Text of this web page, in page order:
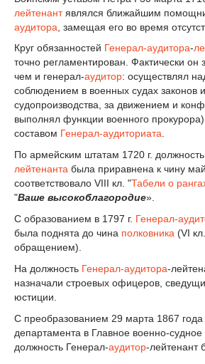
лейтенантявлялся ближайшим
аудитора , замещая его во время
Круг обязанностей Генерал-аудитора-
точно регламентирован. Фактически он
чем и генерал-аудитор: осуществлял
соблюдением в военных судах законов
судопроизводства, за движением и
выполнял функции военного
составом Генерал-аудиториата.
По армейским штатам 1720 г. должность
лейтенанта была приравнена к чину
соответствовало VIII кл. "Табели о
"Ваше высокоблагородие».
С образованием в 1797 г. Генерал-
была поднята до чина полковника (VI
обращением).
На должность Генерал-аудитора-
назначали строевых офицеров,
юстиции.
С преобразованием 29 марта 1867 года
департамента в Главное военно-
должность Генерал-аудитор-лейтенант